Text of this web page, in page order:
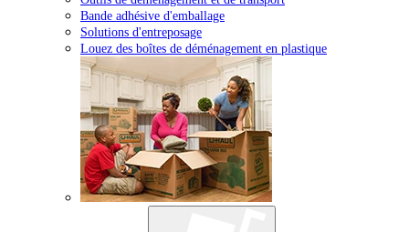
Bande adhésive d'emballage
Solutions d'entreposage
Louez des boîtes de déménagement en plastique